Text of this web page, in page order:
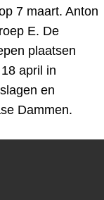
7 maart. Anton
E. De
plaatsen
april in
en
Dammen.